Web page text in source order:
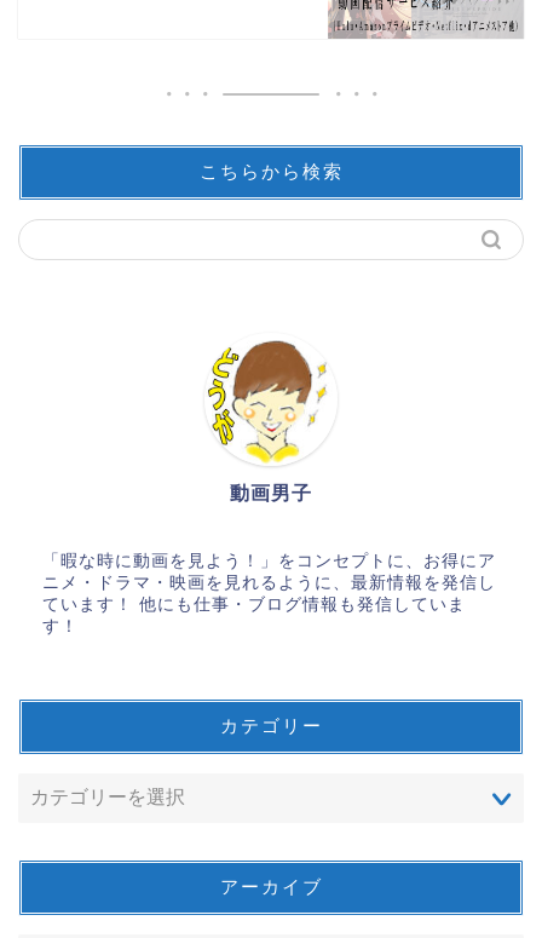
こちらから検索
動画男子
「暇な時に動画を見よう！」をコンセプトに、お得にア
ニメ・ドラマ・映画を見れるように、最新情報を発信し
ています！ 他にも仕事・ブログ情報も発信していま
す！
カテゴリー
アーカイブ